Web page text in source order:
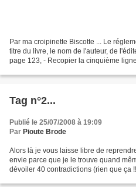
Par ma croipinette Biscotte ... Le
titre du livre, le nom de l'auteur, de
page 123, - Recopier la cinquième
Tag n°2...
Publié le 25/07/2008 à 19:09
Par Pioute Brode
Alors là je vous laisse libre de
envie parce que je le trouve quand
dévoiler 40 contradictions (rien que ça